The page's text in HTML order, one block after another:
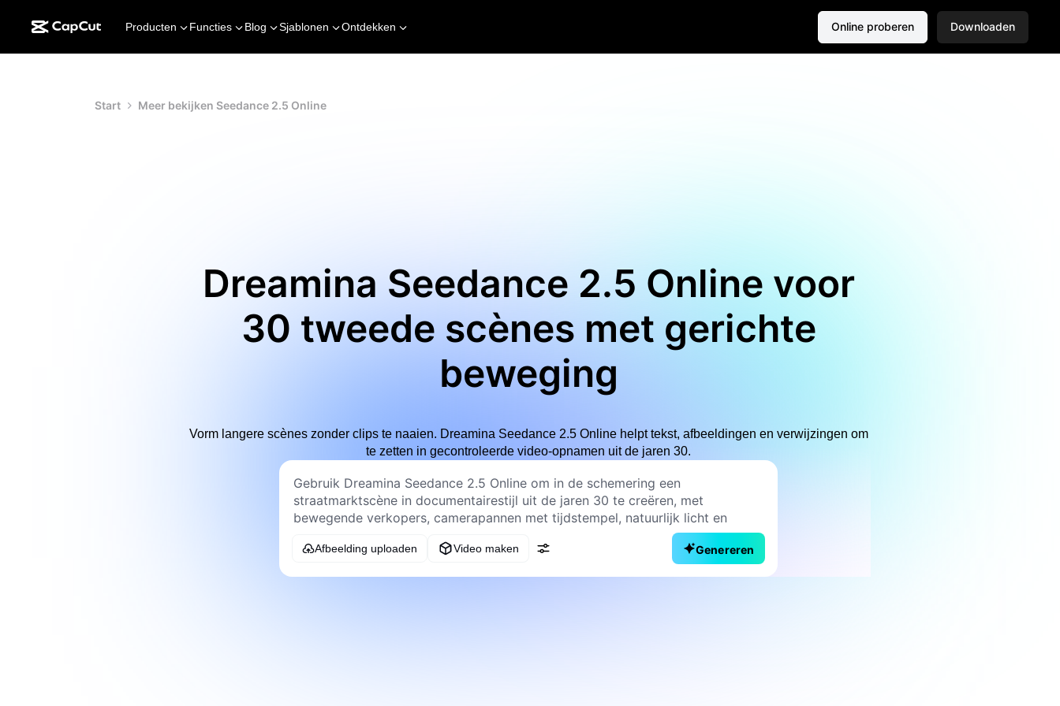
Producten Functies Blog Sjablonen Ontdekken Online proberen Downloaden
Start Meer bekijken Seedance 2.5 Online
Dreamina Seedance 2.5 Online voor
30 tweede scènes met gerichte
beweging
Vorm langere scènes zonder clips te naaien. Dreamina Seedance 2.5 Online helpt tekst, afbeeldingen en verwijzingen om
te zetten in gecontroleerde video-opnamen uit de jaren 30.
Afbeelding uploaden Video maken Genereren